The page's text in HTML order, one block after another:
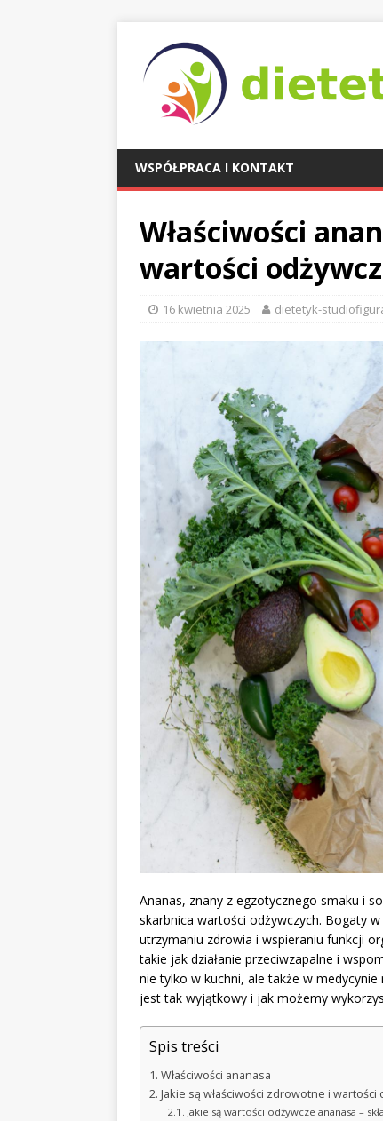
WSPÓŁPRACA I KONTAKT
Właściwości
wartości
16 kwietnia 2025 dietetyk-
Ananas, znany z egzotycznego smaku i
skarbnica wartości odżywczych. Bogaty
utrzymaniu zdrowia i wspieraniu funkcji
takie jak działanie przeciwzapalne i
nie tylko w kuchni, ale także w
jest tak wyjątkowy i jak możemy
Spis treści
Właściwości ananasa
Jakie są właściwości zdrowotne i wartości
Jakie są wartości odżywcze ananasa –